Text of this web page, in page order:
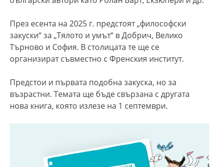
През есента на 2025 г. предстоят „философски
закуски“ за „Тялото и умът“ в Добрич, Велико
Търново и София. В столицата те ще се
организират съвместно с Френския институт.
Предстои и първата подобна закуска, но за
възрастни. Темата ще бъде свързана с другата
нова книга, която излезе на 1 септември.